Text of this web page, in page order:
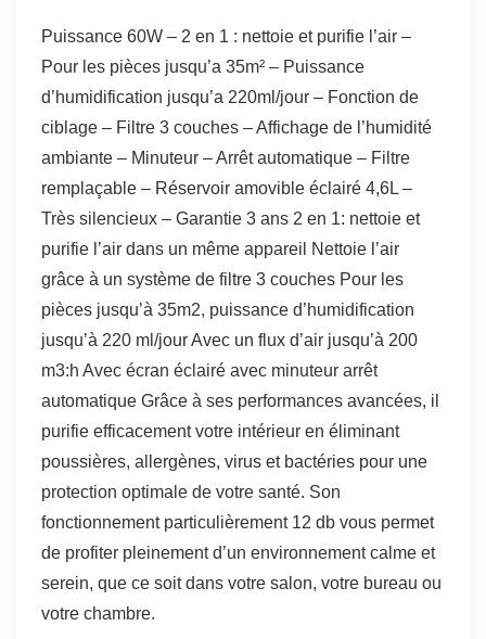
Puissance 60W – 2 en 1 : nettoie et purifie l’air –
Pour les pièces jusqu’a 35m² – Puissance
d’humidification jusqu’a 220ml/jour – Fonction de
ciblage – Filtre 3 couches – Affichage de l’humidité
ambiante – Minuteur – Arrêt automatique – Filtre
remplaçable – Réservoir amovible éclairé 4,6L –
Très silencieux – Garantie 3 ans 2 en 1: nettoie et
purifie l’air dans un même appareil Nettoie l’air
grâce à un système de filtre 3 couches Pour les
pièces jusqu’à 35m2, puissance d’humidification
jusqu’à 220 ml/jour Avec un flux d’air jusqu’à 200
m3:h Avec écran éclairé avec minuteur arrêt
automatique Grâce à ses performances avancées, il
purifie efficacement votre intérieur en éliminant
poussières, allergènes, virus et bactéries pour une
protection optimale de votre santé. Son
fonctionnement particulièrement 12 db vous permet
de profiter pleinement d’un environnement calme et
serein, que ce soit dans votre salon, votre bureau ou
votre chambre.